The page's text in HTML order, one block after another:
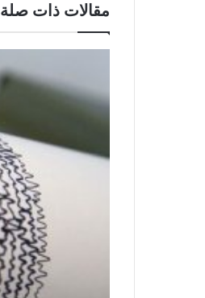
مقالات ذات صلة